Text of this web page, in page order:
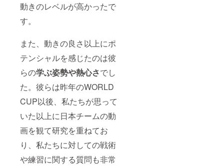
動きのレベルが高かったで
す。
また、動きの良さ以上にポ
テンシャルを感じたのは彼
らの学ぶ姿勢や熱心さでし
た。彼らは昨年のWORLD
CUP以後、私たちが思って
いた以上に日本チームの動
画を観て研究を重ねてお
り、私たちに対しての戦術
や練習に関する質問も非常